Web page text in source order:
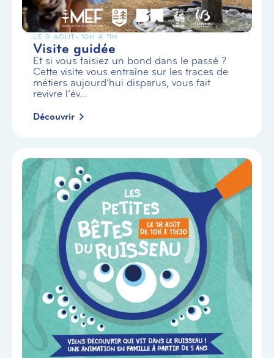
LE 9 AOÛT- 10H À 11H
Visite guidée
Et si vous faisiez un bond dans le passé ?
Cette visite vous entraîne sur les traces de
métiers aujourd’hui disparus, vous fait
revivre l’év...
Découvrir